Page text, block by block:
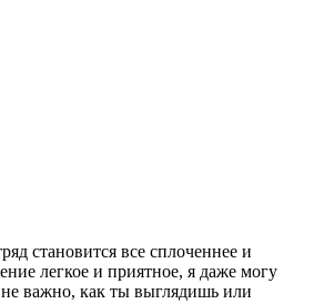
становится все сплоченнее и
легкое и приятное, я даже могу
не важно, как ты выглядишь или